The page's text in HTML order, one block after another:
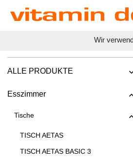
Wir
ALLE PRODUKTE
Esszimmer
Tische
TISCH AETAS
TISCH AETAS BASIC 3